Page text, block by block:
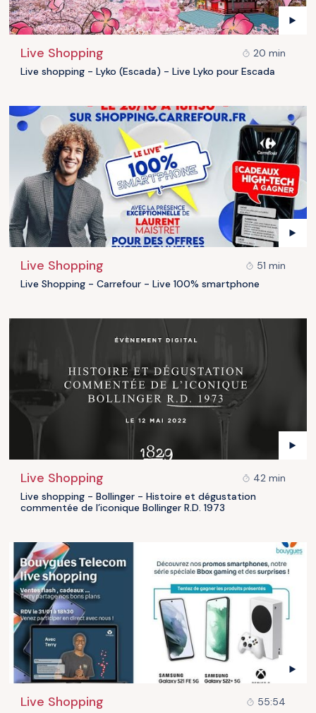
Live Shopping
20 min
Live shopping - Lyko (Escada) - Live Lyko pour Escada
Live Shopping
51 min
Live Shopping - Carrefour - Live 100% smartphone
Live Shopping
42 min
Live shopping - Bollinger - Histoire et dégustation
commentée de l’iconique Bollinger R.D. 1973
Live Shopping
55:54